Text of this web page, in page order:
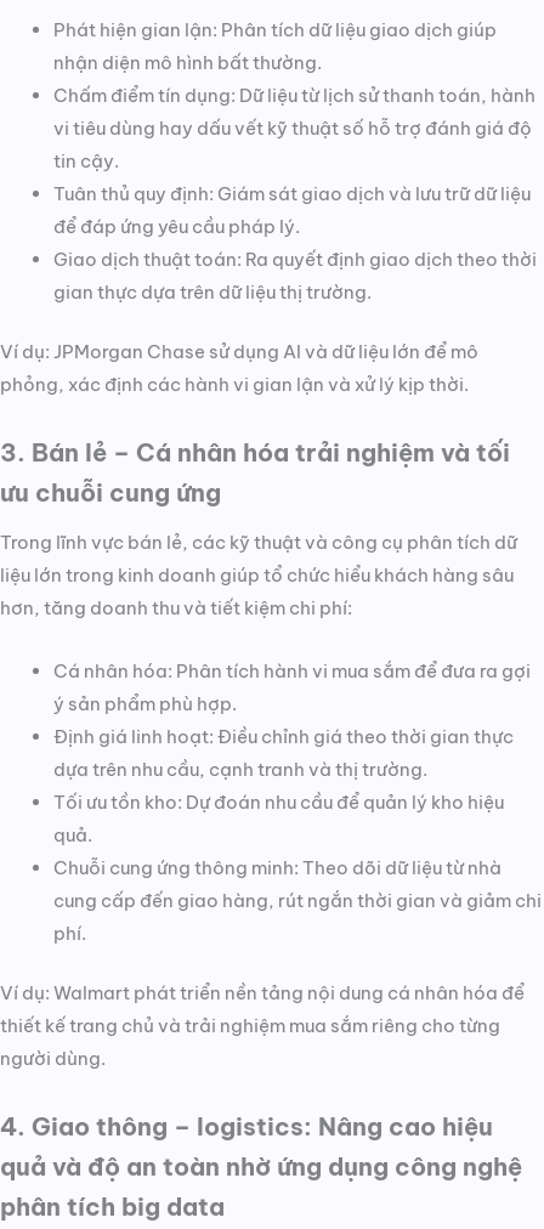
Phát hiện gian lận: Phân tích dữ liệu giao dịch giúp
nhận diện mô hình bất thường.
Chấm điểm tín dụng: Dữ liệu từ lịch sử thanh toán, hành
vi tiêu dùng hay dấu vết kỹ thuật số hỗ trợ đánh giá độ
tin cậy.
Tuân thủ quy định: Giám sát giao dịch và lưu trữ dữ liệu
để đáp ứng yêu cầu pháp lý.
Giao dịch thuật toán: Ra quyết định giao dịch theo thời
gian thực dựa trên dữ liệu thị trường.
Ví dụ: JPMorgan Chase sử dụng AI và dữ liệu lớn để mô
phỏng, xác định các hành vi gian lận và xử lý kịp thời.
3. Bán lẻ – Cá nhân hóa trải nghiệm và tối
ưu chuỗi cung ứng
Trong lĩnh vực bán lẻ, các kỹ thuật và công cụ phân tích dữ
liệu lớn trong kinh doanh giúp tổ chức hiểu khách hàng sâu
hơn, tăng doanh thu và tiết kiệm chi phí:
Cá nhân hóa: Phân tích hành vi mua sắm để đưa ra gợi
ý sản phẩm phù hợp.
Định giá linh hoạt: Điều chỉnh giá theo thời gian thực
dựa trên nhu cầu, cạnh tranh và thị trường.
Tối ưu tồn kho: Dự đoán nhu cầu để quản lý kho hiệu
quả.
Chuỗi cung ứng thông minh: Theo dõi dữ liệu từ nhà
cung cấp đến giao hàng, rút ngắn thời gian và giảm chi
phí.
Ví dụ: Walmart phát triển nền tảng nội dung cá nhân hóa để
thiết kế trang chủ và trải nghiệm mua sắm riêng cho từng
người dùng.
4. Giao thông – logistics: Nâng cao hiệu
quả và độ an toàn nhờ ứng dụng công nghệ
phân tích big data